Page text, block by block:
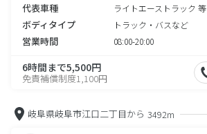
代表車種 ライトエーストラック 等
ボディタイプ トラック・バスなど
営業時間 08:00-20:00
6時間まで5,500円
免責補償制度1,100円
岐阜県岐阜市江口二丁目から 3492m